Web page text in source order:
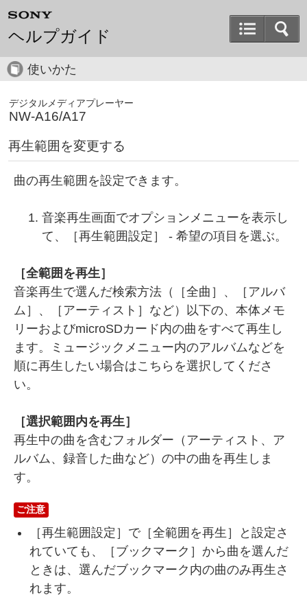
ヘルプガイド
使いかた
デジタルメディアプレーヤー
NW-A16/A17
再生範囲を変更する
曲の再生範囲を設定できます。
音楽再生画面でオプションメニューを表示し
て、［再生範囲設定 ］ - 希望の項目を選ぶ。
［全範囲を再生］
音楽再生で選んだ検索方法（［全曲 ］、［アルバ
ム］、［アーティスト ］など）以下の、本体メモ
リーおよびmicroSDカード内の曲をすべて再生し
ます。ミュージックメニュー内のアルバムなどを
順に再生したい場合はこちらを選択してくださ
い。
［選択範囲内を再生］
再生中の曲を含むフォルダー（アーティスト、ア
ルバム、録音した曲など）の中の曲を再生しま
す。
ご注意
［再生範囲設定 ］で［全範囲を再生 ］と設定さ
れていても、［ブックマーク］から曲を選んだ
ときは、選んだブックマーク内の曲のみ再生さ
れます。